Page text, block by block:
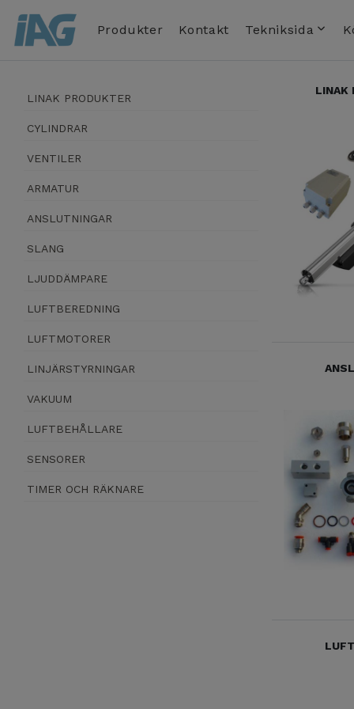
Produkter Kontakt Tekniksida
LINAK PRODUKTER
CYLINDRAR
VENTILER
ARMATUR
ANSLUTNINGAR
SLANG
LJUDDÄMPARE
LUFTBEREDNING
LUFTMOTORER
LINJÄRSTYRNINGAR
VAKUUM
LUFTBEHÅLLARE
SENSORER
TIMER OCH RÄKNARE
LINAK